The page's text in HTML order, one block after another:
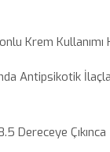
Krem Kullanımı
Antipsikotik
Dereceye